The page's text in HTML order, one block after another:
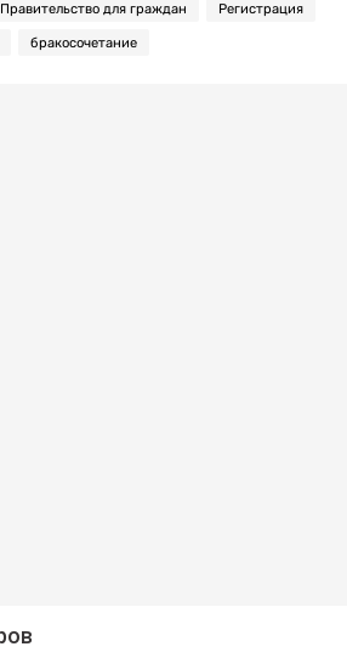
Правительство для граждан Регистрация
бракосочетание